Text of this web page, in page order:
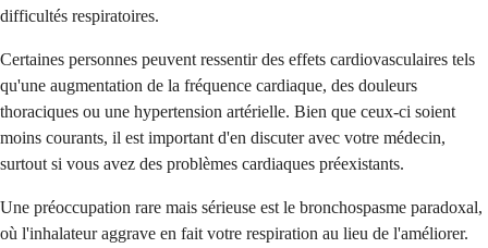
difficultés respiratoires.
Certaines personnes peuvent ressentir des effets cardiovasculaires tels
qu'une augmentation de la fréquence cardiaque, des douleurs
thoraciques ou une hypertension artérielle. Bien que ceux-ci soient
moins courants, il est important d'en discuter avec votre médecin,
surtout si vous avez des problèmes cardiaques préexistants.
Une préoccupation rare mais sérieuse est le bronchospasme paradoxal,
où l'inhalateur aggrave en fait votre respiration au lieu de l'améliorer.